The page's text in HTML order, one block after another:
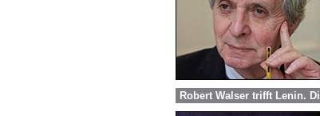
Robert Walser trifft Lenin.